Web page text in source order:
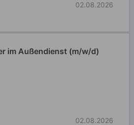
02.08.2026
im Außendienst (m/w/d)
02.08.2026